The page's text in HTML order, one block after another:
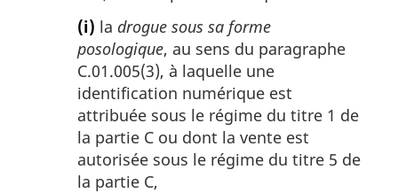
(i) la drogue sous sa forme
posologique, au sens du paragraphe
C.01.005(3), à laquelle une
identification numérique est
attribuée sous le régime du titre 1 de
la partie C ou dont la vente est
autorisée sous le régime du titre 5 de
la partie C,